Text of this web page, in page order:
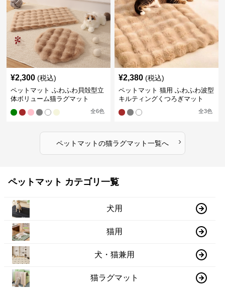
¥2,300 (税込)
ペットマット ふわふわ貝殻型立
体ボリューム猫ラグマット
全6色
¥2,380 (税込)
ペットマット 猫用 ふわふわ波型
キルティングくつろぎマット
全3色
ペットマットの猫ラグマット一覧へ ›
ペットマット カテゴリ一覧
犬用
猫用
犬・猫兼用
猫ラグマット